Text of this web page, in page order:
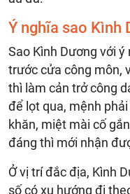
Ý nghĩa sao Kình
Sao Kình Dương với
trước cửa công môn,
thì làm cản trở công
để lọt qua, mệnh
khăn, miệt mài cố
đáng thì mới nhận
Ở vị trí đắc địa, Kình
số có xu hướng đi